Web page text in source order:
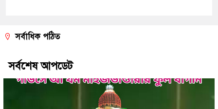
সর্বাধিক পঠিত
সর্বশেষ আপডেট